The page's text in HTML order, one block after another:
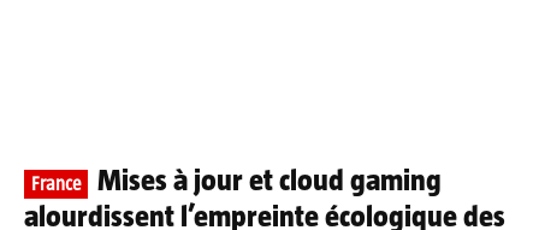
France
Mises à jour et cloud gaming
alourdissent l’empreinte écologique des